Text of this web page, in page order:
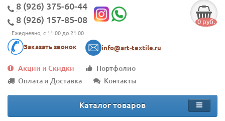
8 (926) 375-60-44
8 (926) 157-85-08
Ежедневно, с 11:00 до 21:00
Заказать звонок info@art-textile.ru
0 руб.
Акции и Скидки
Портфолио
Оплата и Доставка
Контакты
Каталог товаров